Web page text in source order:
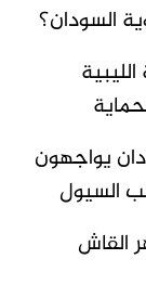
السودان؟
يواجهون
السيول
القاش